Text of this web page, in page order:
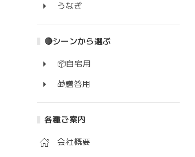
うなぎ
🔴シーンから選ぶ
📦自宅用
🎁贈答用
各種ご案内
会社概要